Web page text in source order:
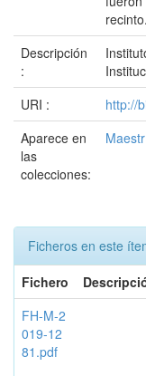
recinto.
Descripción
:
URI :
http://
Aparece en
las
colecciones:
Ficheros en este
Fichero
FH-M-2
019-12
81.pdf